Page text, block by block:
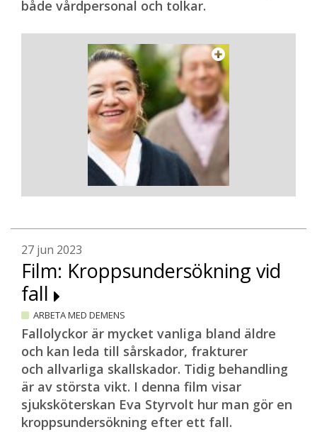
både vårdpersonal och tolkar.
27 jun 2023
Film: Kroppsundersökning vid
fall
ARBETA MED DEMENS
Fallolyckor är mycket vanliga bland äldre
och kan leda till sårskador, frakturer
och allvarliga skallskador. Tidig behandling
är av största vikt. I denna film visar
sjuksköterskan Eva Styrvolt hur man gör en
kroppsundersökning efter ett fall.